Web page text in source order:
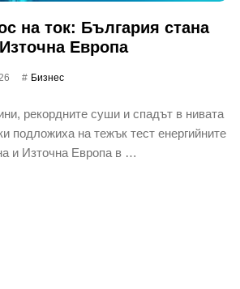
на ток: България стана
Европа
Бизнес
рекордните суши и спадът в нивата
подложиха на тежък тест енергийните
и Източна Европа в …